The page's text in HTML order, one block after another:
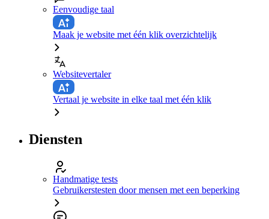
Eenvoudige taal
Maak je website met één klik overzichtelijk
Websitevertaler
Vertaal je website in elke taal met één klik
Diensten
Handmatige tests
Gebruikerstesten door mensen met een beperking